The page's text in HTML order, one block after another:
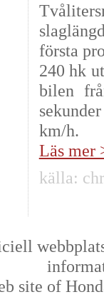
första
240 hk
bilen
km/h.
Läs mer
källa:
site of